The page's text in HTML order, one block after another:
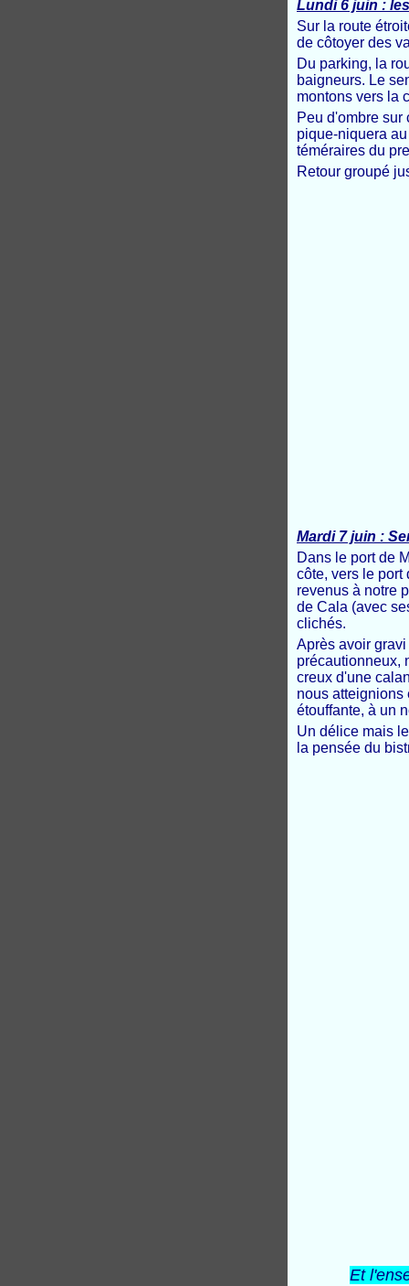
Lundi 6 juin :
Sur la route
de côtoyer des
Du parking, la
baigneurs. Le
montons vers la
Peu d'ombre
pique-niquera
téméraires du
Retour groupé
Mardi 7 juin :
Dans le port de
côte, vers le port
revenus à notre
de Cala (avec
clichés.
Après avoir
précautionneux,
creux d'une
nous atteignions
étouffante, à un
Un délice mais
la pensée du
Et